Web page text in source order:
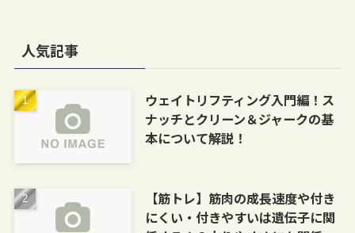
人気記事
ウェイトリフティング入門編！ス
ナッチとクリーン＆ジャークの基
本について解説！
【筋トレ】筋肉の成長速度や付き
にくい・付きやすいは遺伝子に関